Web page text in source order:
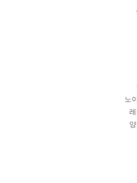
노